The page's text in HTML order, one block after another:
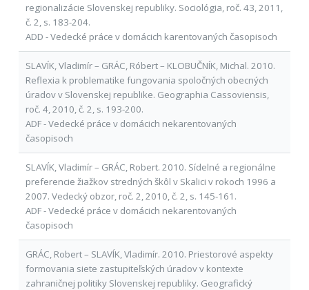
regionalizácie Slovenskej republiky. Sociológia, roč. 43, 2011,
č. 2, s. 183-204.
ADD - Vedecké práce v domácich karentovaných časopisoch
SLAVÍK, Vladimír – GRÁC, Róbert – KLOBUČNÍK, Michal. 2010.
Reflexia k problematike fungovania spoločných obecných
úradov v Slovenskej republike. Geographia Cassoviensis,
roč. 4, 2010, č. 2, s. 193-200.
ADF - Vedecké práce v domácich nekarentovaných
časopisoch
SLAVÍK, Vladimír – GRÁC, Robert. 2010. Sídelné a regionálne
preferencie žiažkov stredných škôl v Skalici v rokoch 1996 a
2007. Vedecký obzor, roč. 2, 2010, č. 2, s. 145-161.
ADF - Vedecké práce v domácich nekarentovaných
časopisoch
GRÁC, Robert – SLAVÍK, Vladimír. 2010. Priestorové aspekty
formovania siete zastupiteľských úradov v kontexte
zahraničnej politiky Slovenskej republiky. Geografický